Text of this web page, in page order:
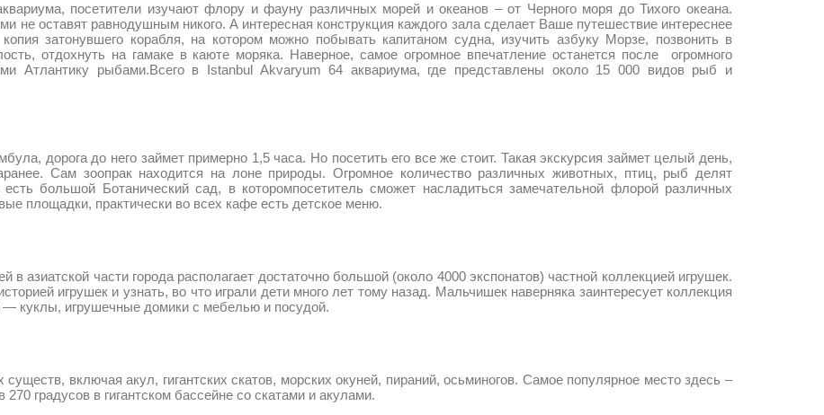
изучают флору и фауну различных морей и океанов – от Черного моря до Тихого океана.
не оставят равнодушным никого. А интересная конструкция каждого зала сделает Ваше путешествие интереснее
затонувшего корабля, на котором можно побывать капитаном судна, изучить азбуку Морзе, позвонить в
отдохнуть на гамаке в каюте моряка. Наверное, самое огромное впечатление останется после огромного
Атлантику рыбами.Всего в Istanbul Akvaryum 64 аквариума, где представлены около 15 000 видов рыб и
до него займет примерно 1,5 часа. Но посетить его все же стоит. Такая экскурсия займет целый день,
Сам зоопрак находится на лоне природы. Огромное количество различных животных, птиц, рыб делят
есть большой Ботанический сад, в которомпосетитель сможет насладиться замечательной флорой различных
площадки, практически во всех кафе есть детское меню.
части города располагает достаточно большой (около 4000 экспонатов) частной коллекцией игрушек.
игрушек и узнать, во что играли дети много лет тому назад. Мальчишек наверняка заинтересует коллекция
— куклы, игрушечные домики с мебелью и посудой.
включая акул, гигантских скатов, морских окуней, пираний, осьминогов. Самое популярное место здесь –
градусов в гигантском бассейне со скатами и акулами.